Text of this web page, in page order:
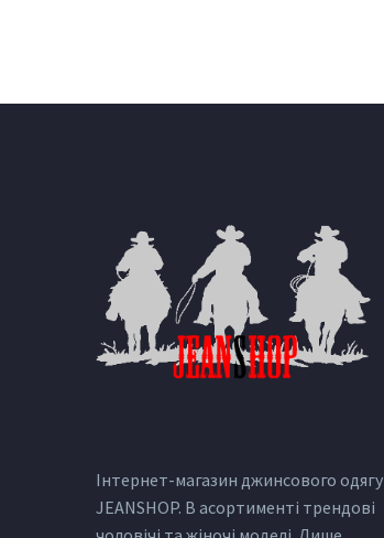
Інтернет-магазин джинсового одягу
JEANSHOP. В асортименті трендові